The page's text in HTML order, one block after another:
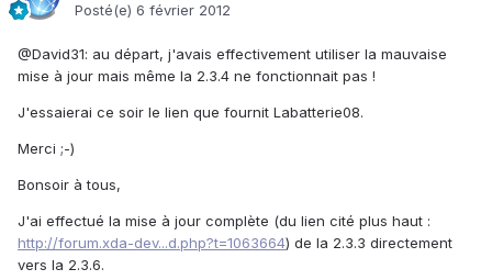
Posté(e) 6 février 2012
@David31: au départ, j'avais effectivement utiliser la mauvaise
mise à jour mais même la 2.3.4 ne fonctionnait pas !
J'essaierai ce soir le lien que fournit Labatterie08.
Merci ;-)
Bonsoir à tous,
J'ai effectué la mise à jour complète (du lien cité plus haut :
http://forum.xda-dev...d.php?t=1063664) de la 2.3.3 directement
vers la 2.3.6.